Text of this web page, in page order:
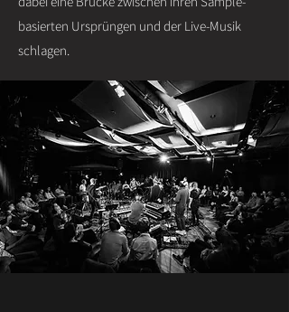
basierten Ursprüngen und der Live-Musik
schlagen.